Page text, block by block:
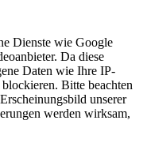
Dienste wie Google
Da diese
Daten wie Ihre IP-
Bitte beachten
unserer
werden wirksam,